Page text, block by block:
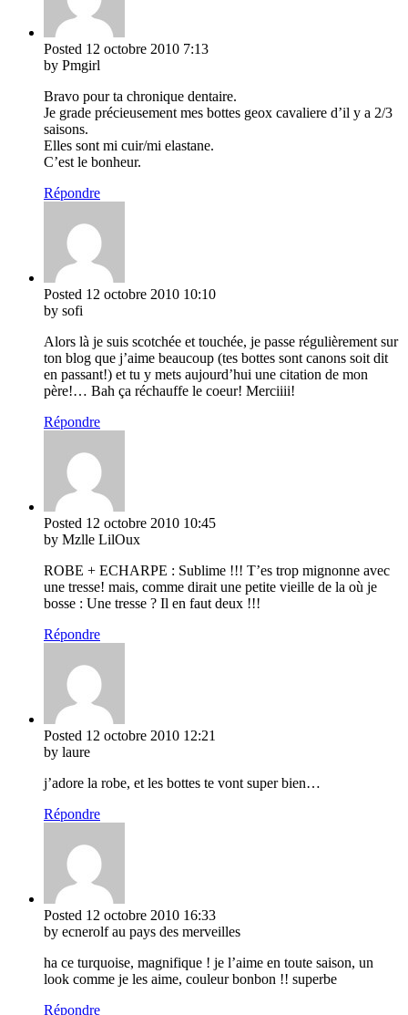
Posted 12 octobre 2010 7:13
by Pmgirl
Bravo pour ta chronique dentaire.
Je grade précieusement mes bottes geox cavaliere d’il y a 2/3
saisons.
Elles sont mi cuir/mi elastane.
C’est le bonheur.
Répondre
Posted 12 octobre 2010 10:10
by sofi
Alors là je suis scotchée et touchée, je passe régulièrement sur
ton blog que j’aime beaucoup (tes bottes sont canons soit dit
en passant!) et tu y mets aujourd’hui une citation de mon
père!… Bah ça réchauffe le coeur! Merciiii!
Répondre
Posted 12 octobre 2010 10:45
by Mzlle LilOux
ROBE + ECHARPE : Sublime !!! T’es trop mignonne avec
une tresse! mais, comme dirait une petite vieille de la où je
bosse : Une tresse ? Il en faut deux !!!
Répondre
Posted 12 octobre 2010 12:21
by laure
j’adore la robe, et les bottes te vont super bien…
Répondre
Posted 12 octobre 2010 16:33
by ecnerolf au pays des merveilles
ha ce turquoise, magnifique ! je l’aime en toute saison, un
look comme je les aime, couleur bonbon !! superbe
Répondre